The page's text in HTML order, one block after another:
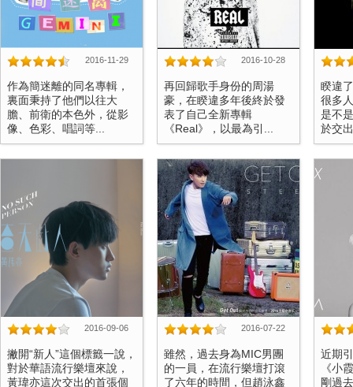
2016-11-29
作為簡迷離的同名專輯，
裏面秉持了他們以往大
膽、前衛的本色外，從影
像、色彩、唱詞等...
2016-10-28
再回歸歌手身份的周湯
豪，在睽違多年後終於發
表了自己全新專輯
《Real》，以最為引...
睽違
很多
是不
於交
2016-09-06
撇開“新人”這個標籤一說，
對於華語流行樂壇來說，
黃瑋亦這次交出的首張個
2016-07-22
雖然，過去身為MIC男團
的一員，在流行樂壇打滾
了六年的時間，但趙泳鑫
近期
《小
剛過